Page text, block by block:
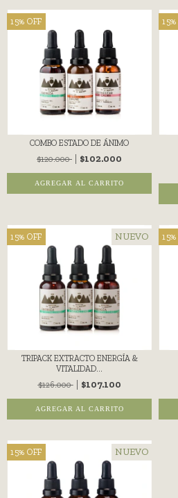
15% OFF
COMBO ESTADO DE ÁNIMO
$120.000
$102.000
15%
15% OFF NUEVO
TRIPACK EXTRACTO ENERGÍA &
VITALIDAD...
$126.000
$107.100
AGREGAR AL CARRITO
15%
15% OFF NUEVO